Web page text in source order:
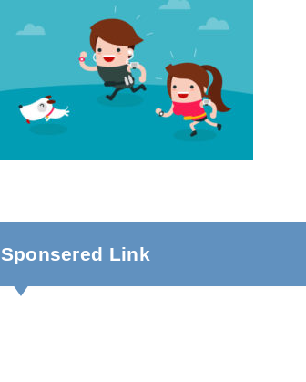
Sponsered Link